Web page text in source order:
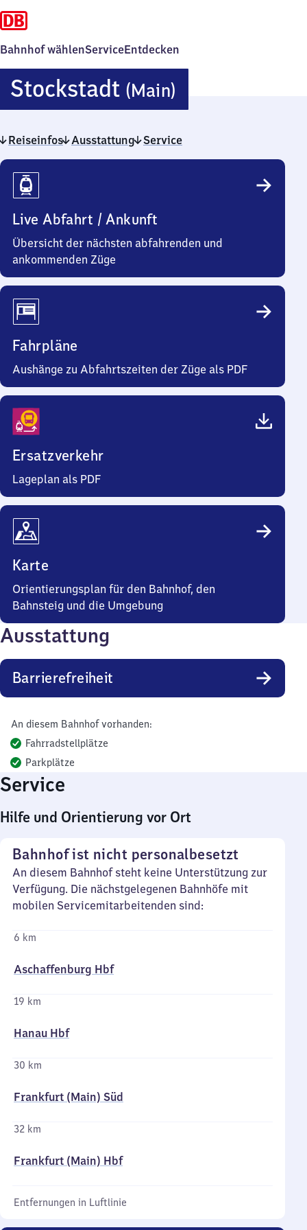
Bahnhof wählenServiceEntdecken
Stockstadt (Main)
(Main)
Reiseinfos Ausstattung Service
Reiseinfos
Live Abfahrt / Ankunft
Übersicht der nächsten abfahrenden und
ankommenden Züge
Fahrpläne
Aushänge zu Abfahrtszeiten der Züge als PDF
Ersatzverkehr
Lageplan als PDF
Karte
Orientierungsplan für den Bahnhof, den
Bahnsteig und die Umgebung
Ausstattung
Barrierefreiheit
An diesem Bahnhof vorhanden:
Fahrradstellplätze
Parkplätze
Service
Hilfe und Orientierung vor Ort
Bahnhof ist nicht personalbesetzt
An diesem Bahnhof steht keine Unterstützung zur
Verfügung. Die nächstgelegenen Bahnhöfe mit
mobilen Servicemitarbeitenden sind:
6 km
Aschaffenburg Hbf
19 km
Hanau Hbf
30 km
Frankfurt (Main) Süd
32 km
Frankfurt (Main) Hbf
Entfernungen in Luftlinie